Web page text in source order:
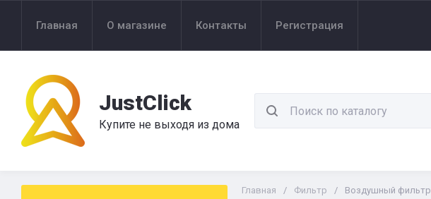
Главная О магазине Контакты Регистрация
JustClick
Купите не выходя из дома
Главная / Фильтр / Воздушный фильтр